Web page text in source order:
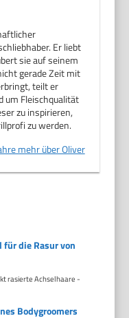
Er liebt
sie auf seinem
gerade Zeit mit
teilt er
um Fleischqualität
zu inspirieren,
zu werden.
mehr über Oliver
für die Rasur von
rasierte Achselhaare -
Bodygroomers